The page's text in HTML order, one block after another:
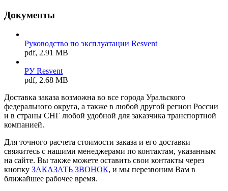
Документы
Руководство по эксплуатации Resvent
pdf, 2.91 MB
РУ Resvent
pdf, 2.68 MB
Доставка заказа возможна во все города Уральского
федерального округа, а также в любой другой регион России
и в страны СНГ любой удобной для заказчика транспортной
компанией.
Для точного расчета стоимости заказа и его доставки
свяжитесь с нашими менеджерами по контактам, указанным
на сайте. Вы также можете оставить свои контакты через
кнопку ЗАКАЗАТЬ ЗВОНОК, и мы перезвоним Вам в
ближайшее рабочее время.